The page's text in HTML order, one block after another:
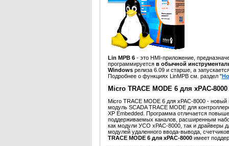
Lin МРВ 6 - это HMI-приложение,
программируется в обычной
Windows релиза 6.09 и старше, а
Подробнее о функциях LinМРВ см. раздел "
Micro TRACE MODE 6 для xPAC-8000
Micro TRACE MODE 6 для xPAC-8000 -
модуль SCADA TRACE MODE для
XP Embedded. Программа отличается
поддерживаемых каналов, расширенным
как модули УСО xPAC-8000, так и драйверы
модулей удаленного ввода-вывода,
TRACE MODE 6 для xPAC-8000 имеет